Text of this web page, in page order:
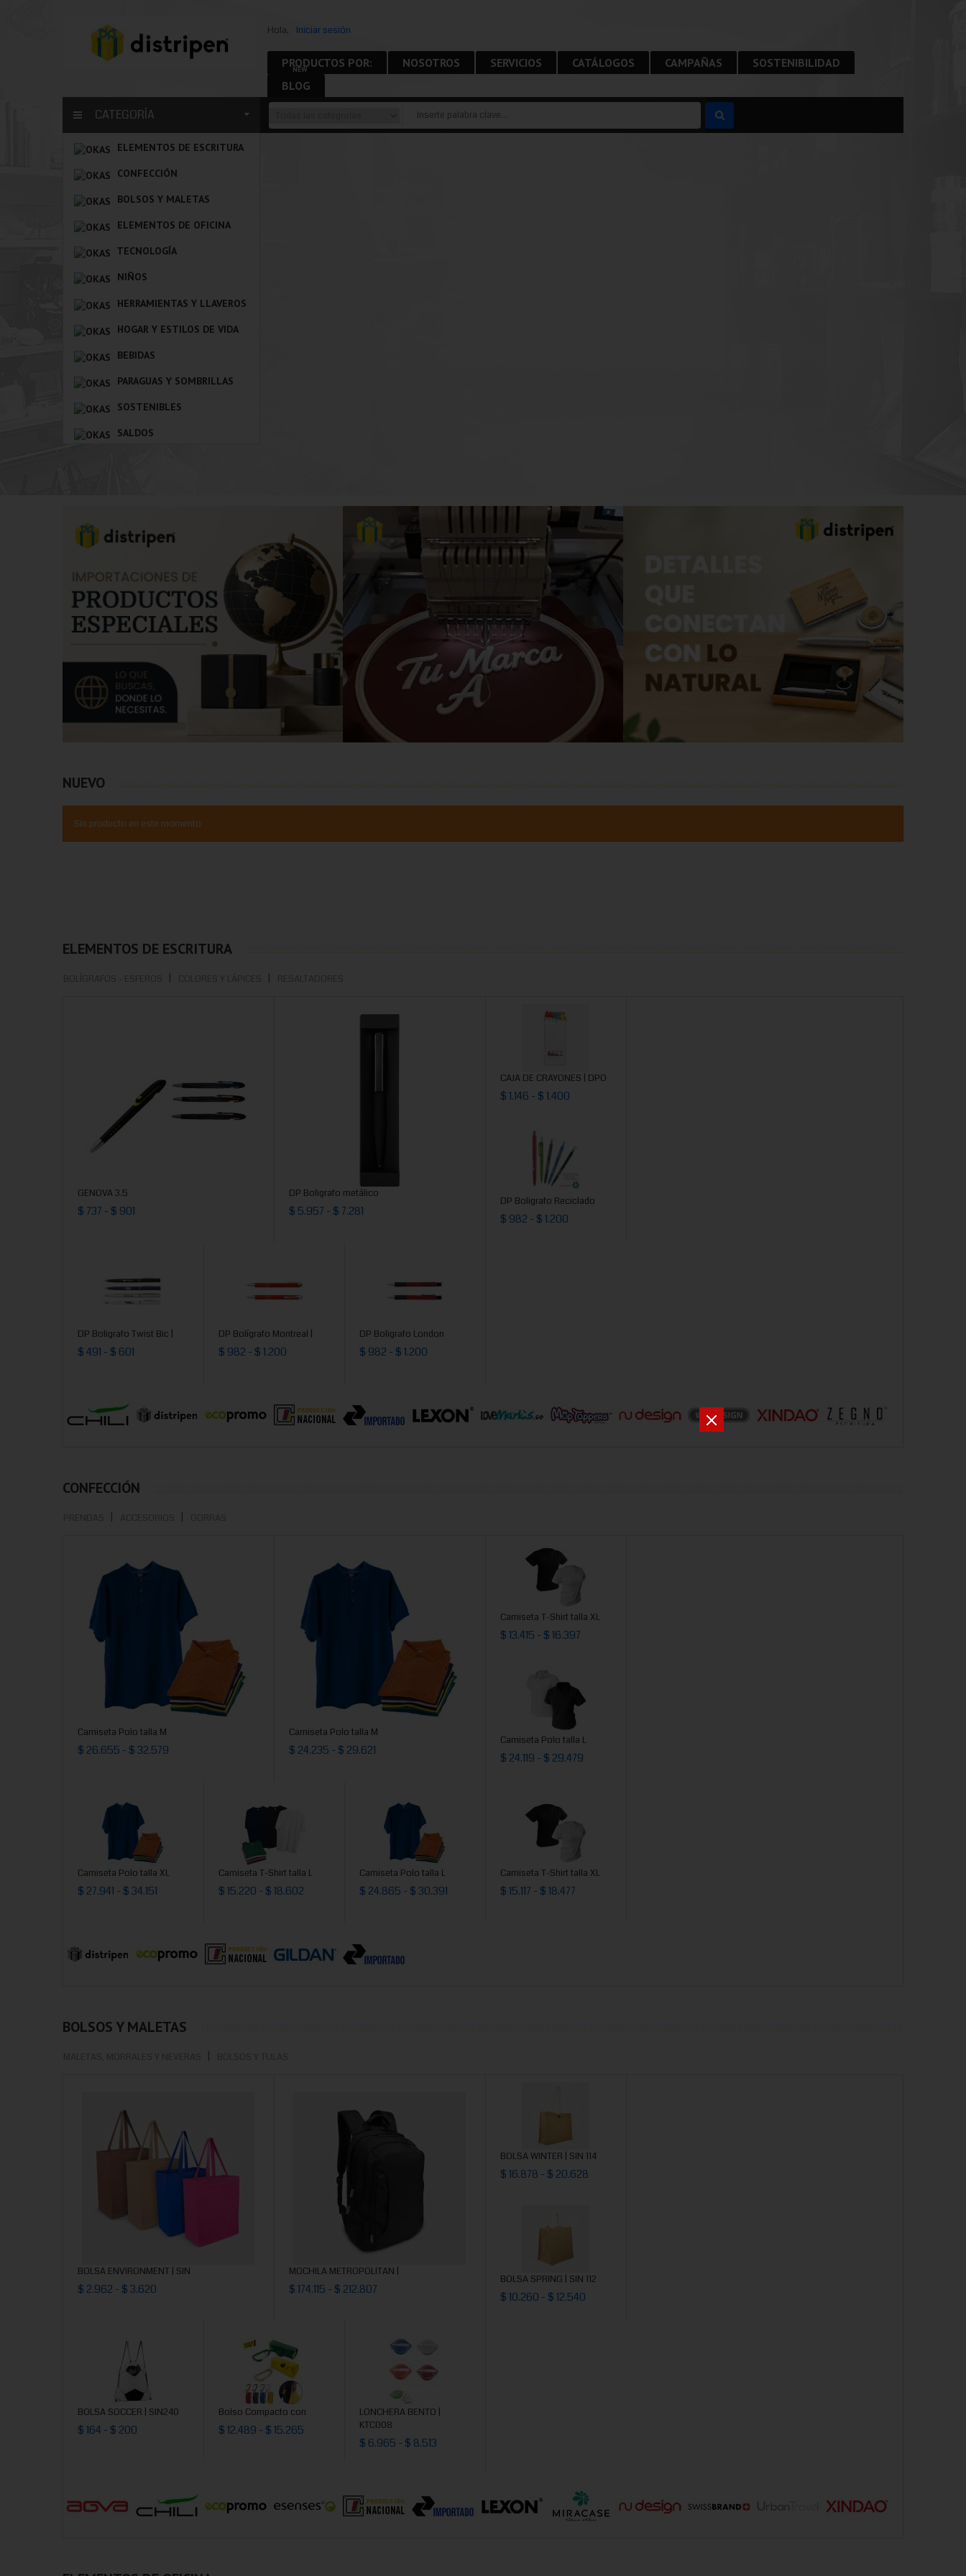
Hola, Iniciar sesión
PRODUCTOS POR: NOSOTROS SERVICIOS CATÁLOGOS CAMPAÑAS SOSTENIBILIDAD
BLOG
NEW
CATEGORÍA
ELEMENTOS DE ESCRITURA
CONFECCIÓN
BOLSOS Y MALETAS
ELEMENTOS DE OFICINA
TECNOLOGÍA
NIÑOS
HERRAMIENTAS Y LLAVEROS
HOGAR Y ESTILOS DE VIDA
BEBIDAS
PARAGUAS Y SOMBRILLAS
SOSTENIBLES
SALDOS
NUEVO
Sin producto en este momento
ELEMENTOS DE ESCRITURA
GENOVA 3.5
$ 737 - $ 901
DP Boligrafo metálico
$ 5.957 - $ 7.281
CAJA DE CRAYONES | DPO
$ 1.146 - $ 1.400
DP Boligrafo Reciclado
$ 982 - $ 1.200
DP Boligrafo Twist Bic |
$ 491 - $ 601
DP Bolígrafo Montreal |
$ 982 - $ 1.200
DP Boligrafo London
$ 982 - $ 1.200
CONFECCIÓN
Camiseta Polo talla M
$ 26.655 - $ 32.579
Camiseta Polo talla M
$ 24.235 - $ 29.621
Camiseta T-Shirt talla XL
$ 13.415 - $ 16.397
Camiseta Polo talla L
$ 24.119 - $ 29.479
Camiseta Polo talla XL
$ 27.941 - $ 34.151
Camiseta T-Shirt talla L
$ 15.220 - $ 18.602
Camiseta Polo talla L
$ 24.865 - $ 30.391
Camiseta T-Shirt talla XL
$ 15.117 - $ 18.477
BOLSOS Y MALETAS
BOLSA ENVIRONMENT | SIN
$ 2.962 - $ 3.620
MOCHILA METROPOLITAN |
$ 174.115 - $ 212.807
BOLSA WINTER | SIN 114
$ 16.878 - $ 20.628
BOLSA SPRING | SIN 112
$ 10.260 - $ 12.540
BOLSA SOCCER | SIN240
$ 164 - $ 200
Bolso Compacto con
$ 12.489 - $ 15.265
LONCHERA BENTO |
KTC008
$ 6.965 - $ 8.513